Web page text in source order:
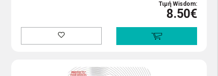
Τιμή Wisdom:
8.50€